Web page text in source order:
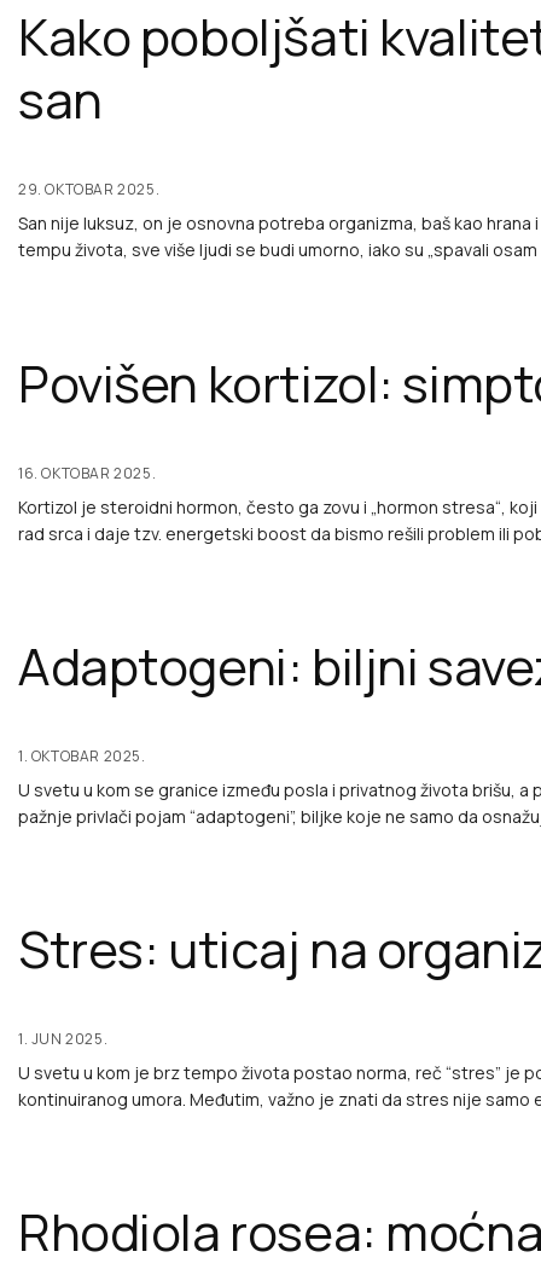
Kako poboljšati
san
29. OKTOBAR 2025.
San nije luksuz, on je osnovna potreba organizma, baš kao
tempu života, sve više ljudi se budi umorno, iako su „spavali
Povišen kortizol:
16. OKTOBAR 2025.
Kortizol je steroidni hormon, često ga zovu i „hormon stresa“,
rad srca i daje tzv. energetski boost da bismo rešili problem ili
Adaptogeni: biljni
1. OKTOBAR 2025.
U svetu u kom se granice između posla i privatnog života brišu,
pažnje privlači pojam “adaptogeni”, biljke koje ne samo da
Stres: uticaj na
1. JUN 2025.
U svetu u kom je brz tempo života postao norma, reč “stres” je
kontinuiranog umora. Međutim, važno je znati da stres nije
Rhodiola rosea: